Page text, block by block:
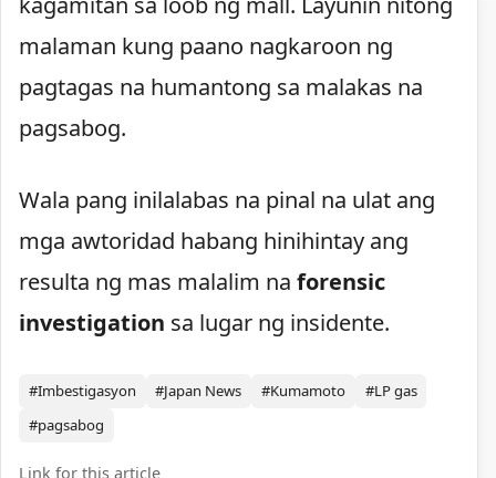
malaman kung paano nagkaroon ng
pagtagas na humantong sa malakas na
pagsabog.
Wala pang inilalabas na pinal na ulat ang
mga awtoridad habang hinihintay ang
resulta ng mas malalim na forensic
investigation sa lugar ng insidente.
#Imbestigasyon #Japan News #Kumamoto
#LP gas
#pagsabog
Link for this article